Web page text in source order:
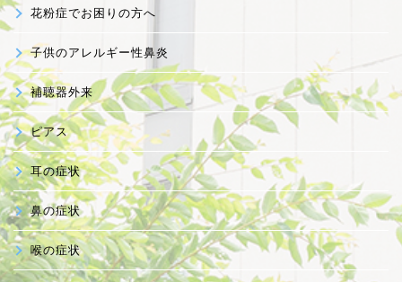
花粉症でお困りの方へ
子供のアレルギー性鼻炎
補聴器外来
ピアス
耳の症状
鼻の症状
喉の症状